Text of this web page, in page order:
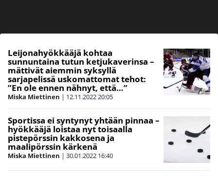
Leijonahyökkääjä kohtaa
sunnuntaina tutun ketjukaverinsa –
mättivät aiemmin syksyllä
sarjapelissä uskomattomat tehot:
”En ole ennen nähnyt, että…”
Miska Miettinen | 12.11.202220:05
Sportissa ei syntynyt yhtään pinnaa –
hyökkääjä loistaa nyt toisaalla
pistepörssin kakkosena ja
maalipörssin kärkenä
Miska Miettinen | 30.01.2022 16:40